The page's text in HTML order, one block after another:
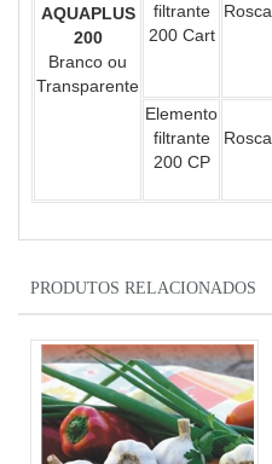
AQUAPLUS
200
Branco ou
Transparente
filtrante
200 Cart
Rosca
Elemento
filtrante
200 CP
Rosca
PRODUTOS RELACIONADOS